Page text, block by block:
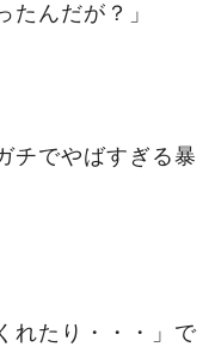
んだが？」
チでやばすぎる暴
れたり・・・」で